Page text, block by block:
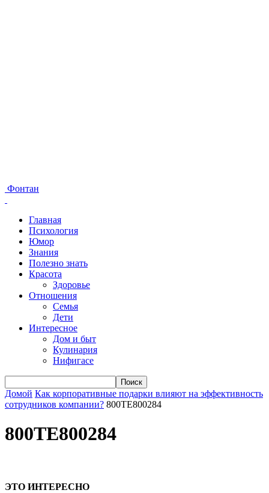
Фонтан
Главная
Психология
Юмор
Знания
Полезно знать
Красота
Здоровье
Отношения
Семья
Дети
Интересное
Дом и быт
Кулинария
Нифигасе
Домой Как корпоративные подарки влияют на эффективность
сотрудников компании? 800TЕ800284
800TЕ800284
ЭТО ИНТЕРЕСНО